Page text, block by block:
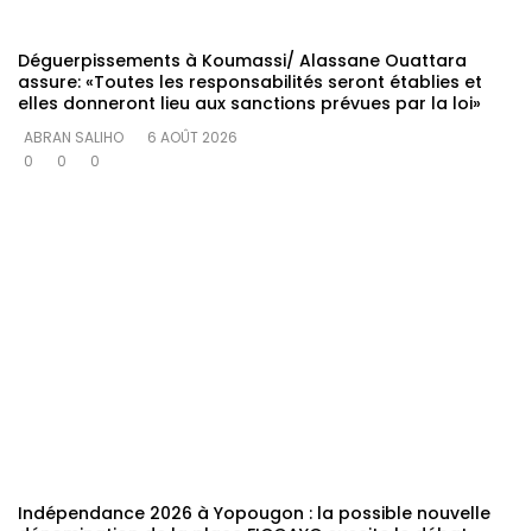
Déguerpissements à Koumassi/ Alassane Ouattara
assure: «Toutes les responsabilités seront établies et
elles donneront lieu aux sanctions prévues par la loi»
ABRAN SALIHO
6 AOÛT 2026
0
0 0
Indépendance 2026 à Yopougon : la possible nouvelle